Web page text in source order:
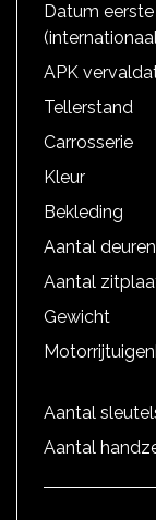
Datum
APK
Tellerstand
Carrosserie
Kleur
Bekleding
Aantal deuren
Aantal
Gewicht
Aantal
Aantal